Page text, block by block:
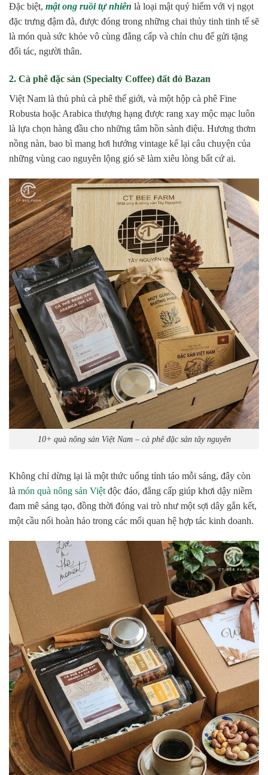
Đặc biệt, mật ong ruồi tự nhiên là loại mật quý hiếm với vị ngọt
đặc trưng đậm đà, được đóng trong những chai thủy tinh tinh tế sẽ
là món quà sức khỏe vô cùng đẳng cấp và chỉn chu để gửi tặng
đối tác, người thân.
2. Cà phê đặc sản (Specialty Coffee) đất đỏ Bazan
Việt Nam là thủ phủ cà phê thế giới, và một hộp cà phê Fine
Robusta hoặc Arabica thượng hạng được rang xay mộc mạc luôn
là lựa chọn hàng đầu cho những tâm hồn sành điệu. Hương thơm
nồng nàn, bao bì mang hơi hướng vintage kể lại câu chuyện của
những vùng cao nguyên lộng gió sẽ làm xiêu lòng bất cứ ai.
10+ quà nông sản Việt Nam – cà phê đặc sản tây nguyên
Không chỉ dừng lại là một thức uống tỉnh táo mỗi sáng, đây còn
là món quà nông sản Việt độc đáo, đẳng cấp giúp khơi dậy niềm
đam mê sáng tạo, đồng thời đóng vai trò như một sợi dây gắn kết,
một cầu nối hoàn hảo trong các mối quan hệ hợp tác kinh doanh.